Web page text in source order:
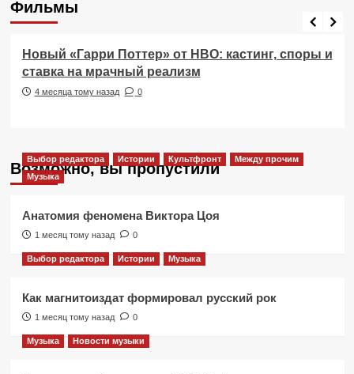
Фильмы
Фильмы
Новый «Гарри Поттер» от HBO: кастинг, споры и
ставка на мрачный реализм
4 месяца тому назад 0
Возможно, вы пропустили
Выбор редактора Истории Культфронт
Между прочим
Музыка
Анатомия феномена Виктора Цоя
1 месяц тому назад 0
Выбор редактора Истории Музыка
Как магнитоиздат формировал русский рок
1 месяц тому назад 0
Музыка Новости музыки